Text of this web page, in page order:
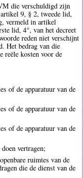
die verschuldigd zijn
9, § 2, tweede lid,
vermeld in artikel
lid, 4°, van het decreet
reden niet verschijnt
Het bedrag van die
reële kosten voor de
of de apparatuur van de
of de apparatuur van de
of de apparatuur van de
vertragen;
ruimtes van de
die de dienst van de